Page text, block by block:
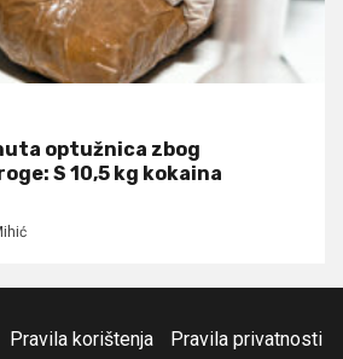
optužnica zbog
S 10,5 kg kokaina
Pravila korištenja
Pravila privatnosti